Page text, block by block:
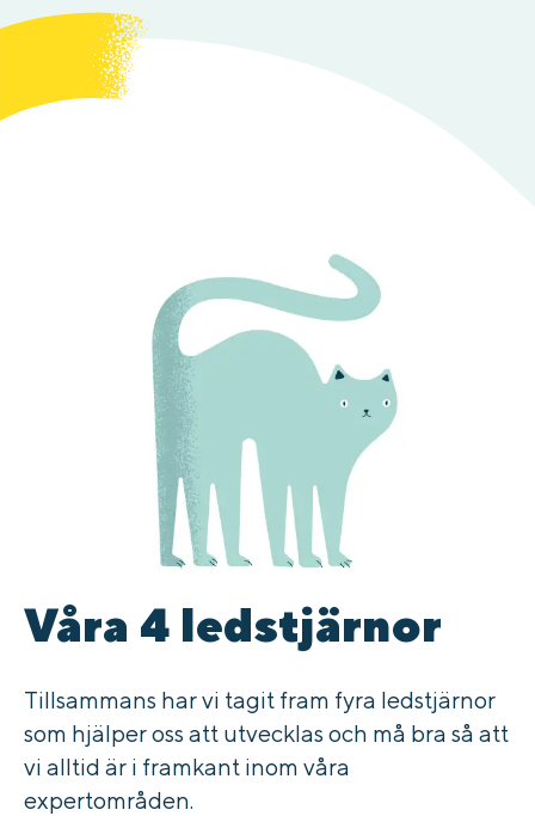
Våra 4 ledstjärnor
Tillsammans har vi tagit fram fyra ledstjärnor
som hjälper oss att utvecklas och må bra så att
vi alltid är i framkant inom våra
expertområden.